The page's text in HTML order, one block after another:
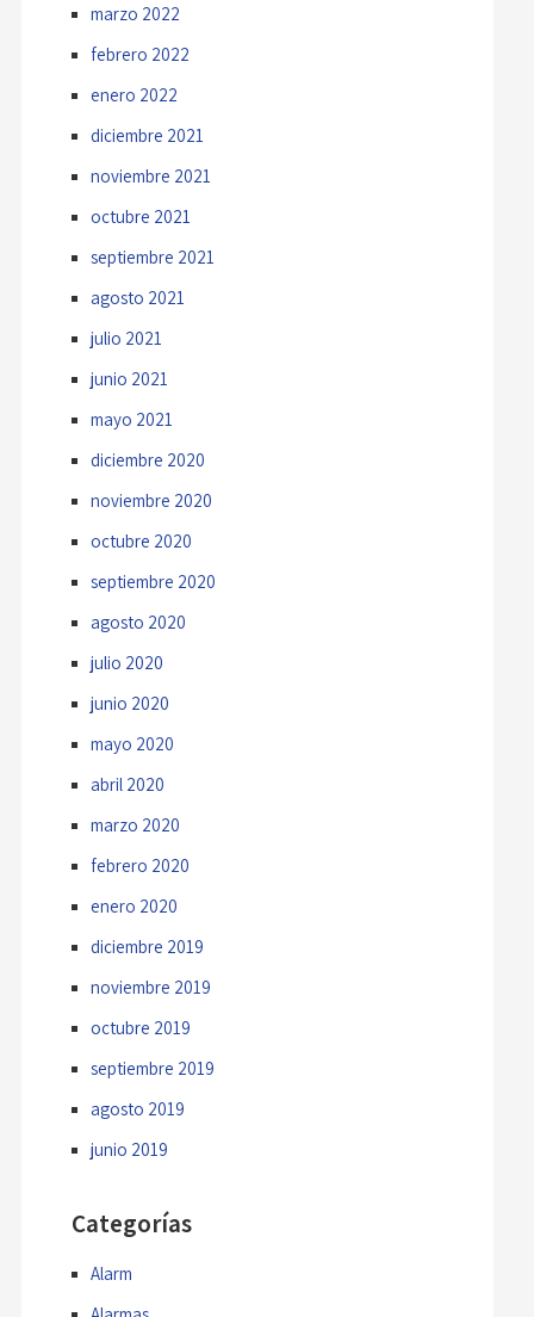
marzo 2022
febrero 2022
enero 2022
diciembre 2021
noviembre 2021
octubre 2021
septiembre 2021
agosto 2021
julio 2021
junio 2021
mayo 2021
diciembre 2020
noviembre 2020
octubre 2020
septiembre 2020
agosto 2020
julio 2020
junio 2020
mayo 2020
abril 2020
marzo 2020
febrero 2020
enero 2020
diciembre 2019
noviembre 2019
octubre 2019
septiembre 2019
agosto 2019
junio 2019
Categorías
Alarm